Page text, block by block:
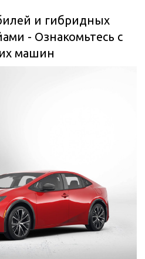
и гибридных
- Ознакомьтесь с
машин